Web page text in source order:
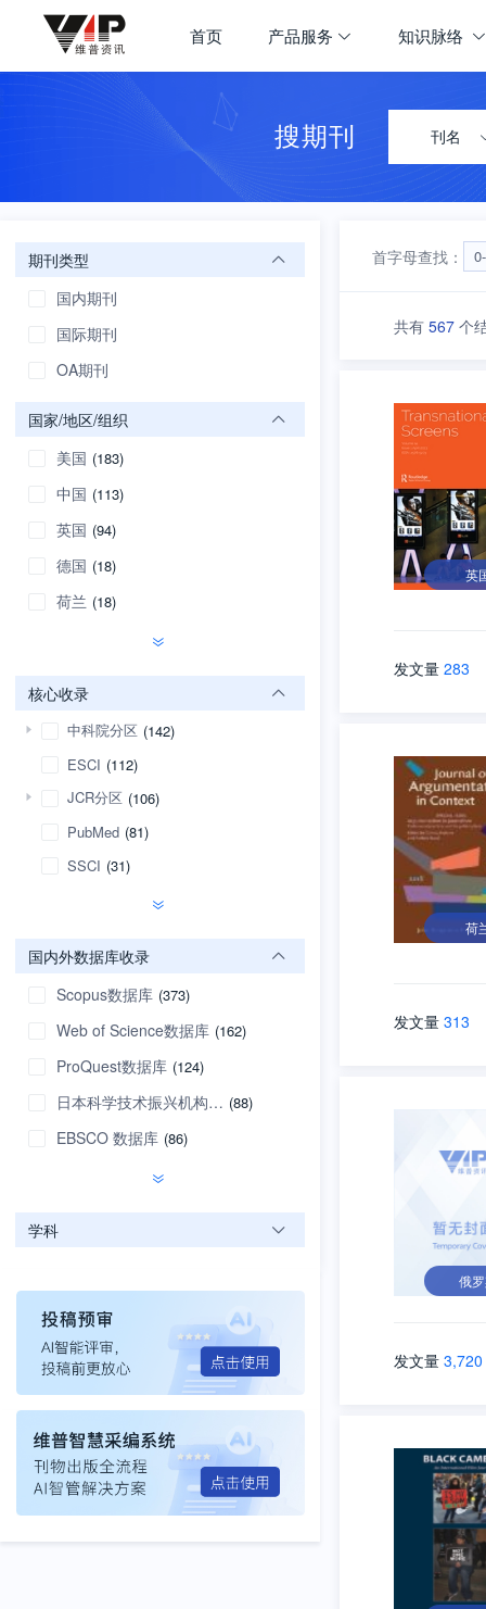
首页 产品服务 知识脉络
期刊大全 首页 学科导航
搜期刊 刊名
期刊类型
国内期刊
国际期刊
OA期刊
国家/地区/组织
美国 (183)
中国 (113)
英国 (94)
德国 (18)
荷兰 (18)
核心收录
中科院分区 (142)
ESCI (112)
JCR分区 (106)
PubMed (81)
SSCI (31)
国内外数据库收录
Scopus数据库 (373)
Web of Science数据库 (162)
ProQuest数据库 (124)
日本科学技术振兴机构数据库 (88)
EBSCO 数据库 (86)
学科
首字母查找：
共有 567 个
英
发文量 283
荷
发文量 313
俄
发文量 3,720